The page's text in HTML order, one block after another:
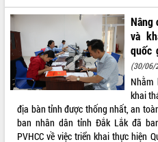
Nâng
và
quốc
(30/06/
Nhằm
khai
địa bàn tỉnh được thống nhất, an
ban nhân dân tỉnh Đắk Lắk đã
PVHCC về việc triển khai thực hiện